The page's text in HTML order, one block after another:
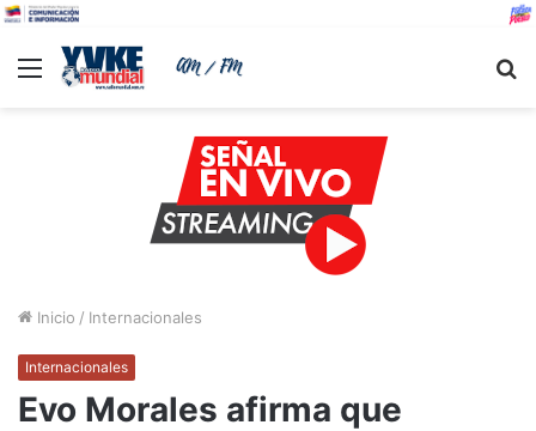
Menu
Inicio / Internacionales
Internacionales
Evo Morales afirma que